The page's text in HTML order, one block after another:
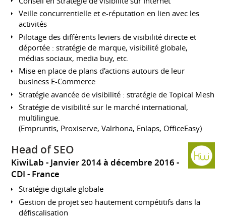
Veille concurrentielle et e-réputation en lien avec les
activités
Pilotage des différents leviers de visibilité directe et
déportée : stratégie de marque, visibilité globale,
médias sociaux, media buy, etc.
Mise en place de plans d'actions autours de leur
business E-Commerce
Stratégie avancée de visibilité : stratégie de Topical Mesh
Stratégie de visibilité sur le marché international,
multilingue.
(Empruntis, Proxiserve, Valrhona, Enlaps, OfficeEasy)
Head of SEO
KiwiLab
Janvier 2014 à décembre 2016
CDI
France
Stratégie digitale globale
Gestion de projet seo hautement compétitifs dans la
défiscalisation